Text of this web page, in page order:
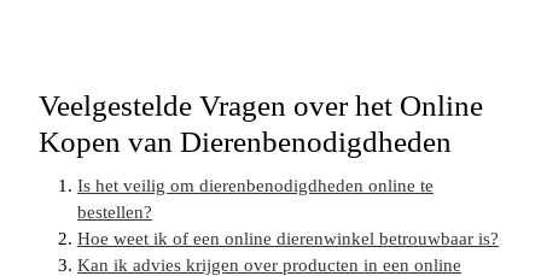
Veelgestelde Vragen over het Online
Kopen van Dierenbenodigdheden
Is het veilig om dierenbenodigdheden online te
bestellen?
Hoe weet ik of een online dierenwinkel betrouwbaar is?
Kan ik advies krijgen over producten in een online